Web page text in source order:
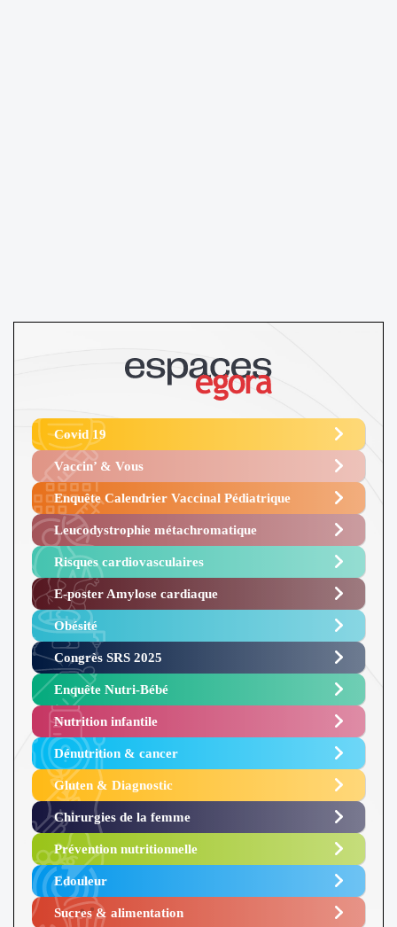
Covid 19
Vaccin’ & Vous
Enquête Calendrier Vaccinal Pédiatrique
Leucodystrophie métachromatique
Risques cardiovasculaires
E-poster Amylose cardiaque ​
Obésité ​
Congrès SRS 2025 ​
Enquête Nutri-Bébé ​
Nutrition infantile
Dénutrition & cancer
Gluten & Diagnostic
Chirurgies de la femme
Prévention nutritionnelle
Edouleur​
Sucres & alimentation​